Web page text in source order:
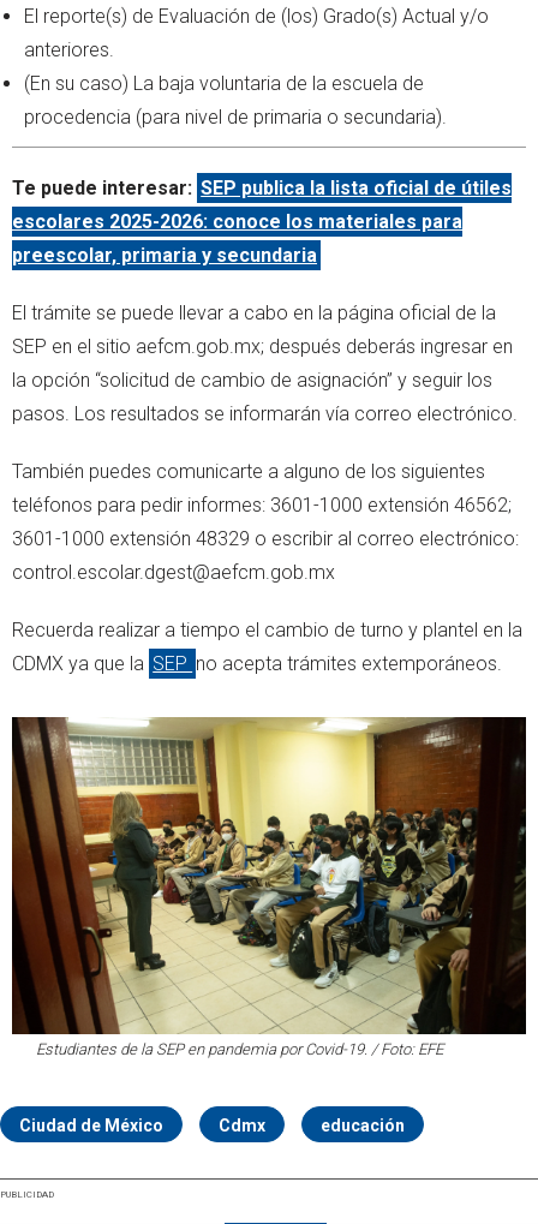
El reporte(s) de Evaluación de (los) Grado(s) Actual y/o
anteriores.
(En su caso) La baja voluntaria de la escuela de
procedencia (para nivel de primaria o secundaria).
Te puede interesar: SEP publica la lista oficial de útiles
escolares 2025-2026: conoce los materiales para
preescolar, primaria y secundaria
El trámite se puede llevar a cabo en la página oficial de la
SEP en el sitio aefcm.gob.mx; después deberás ingresar en
la opción “solicitud de cambio de asignación” y seguir los
pasos. Los resultados se informarán vía correo electrónico.
También puedes comunicarte a alguno de los siguientes
teléfonos para pedir informes: 3601-1000 extensión 46562;
3601-1000 extensión 48329 o escribir al correo electrónico:
control.escolar.dgest@aefcm.gob.mx
Recuerda realizar a tiempo el cambio de turno y plantel en la
CDMX ya que la SEP no acepta trámites extemporáneos.
Estudiantes de la SEP en pandemia por Covid-19. / Foto: EFE
Ciudad de México Cdmx educación
PUBLICIDAD